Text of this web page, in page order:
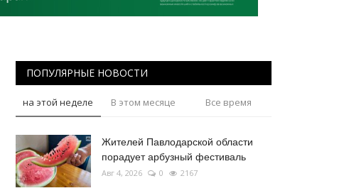
ПОПУЛЯРНЫЕ НОВОСТИ
на этой неделе В этом месяце Все время
Жителей Павлодарской области
порадует арбузный фестиваль
Авг 4, 2026 0 2167